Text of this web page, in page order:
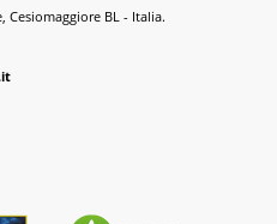
Cesiomaggiore BL - Italia.